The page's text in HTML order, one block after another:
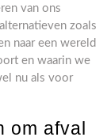
van ons
zoals
naar een wereld
en waarin we
nu als voor
om afval